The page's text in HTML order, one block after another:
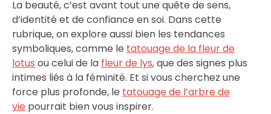
La beauté, c’est avant tout une quête de sens,
d’identité et de confiance en soi. Dans cette
rubrique, on explore aussi bien les tendances
symboliques, comme le tatouage de la fleur de
lotus ou celui de la fleur de lys, que des signes plus
intimes liés à la féminité. Et si vous cherchez une
force plus profonde, le tatouage de l’arbre de
vie pourrait bien vous inspirer.